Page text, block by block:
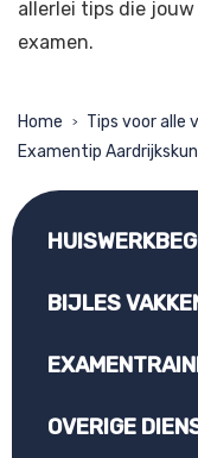
allerlei tips die
examen.
Home > Tips voor alle
Examentip
BIJLES
OVERIGE